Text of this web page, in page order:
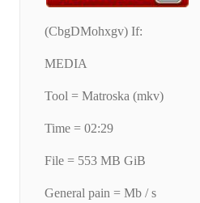
(CbgDMohxgv) If:
MEDIA
Tool = Matroska (mkv)
Time = 02:29
File = 553 MB GiB
General pain = Mb / s